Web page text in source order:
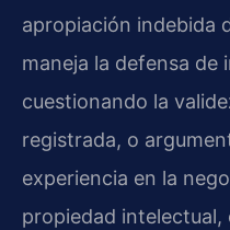
apropiación indebida
maneja la defensa de
cuestionando la
registrada, o
experiencia en la
propiedad intelectual,